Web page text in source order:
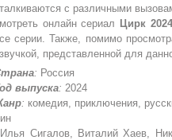
с различными
онлайн сериал Цирк 2024
серии. Также, помимо
представленной для
: Россия
выпуска: 2024
: комедия, приключения,
Сигалов, Виталий Хаев,